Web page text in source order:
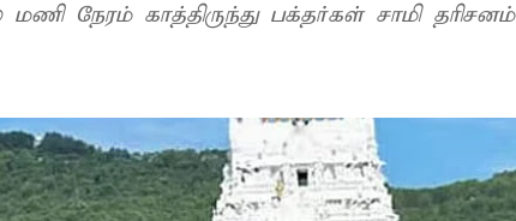
நேரம் காத்திருந்து பக்தர்கள் சாமி தரிசனம்